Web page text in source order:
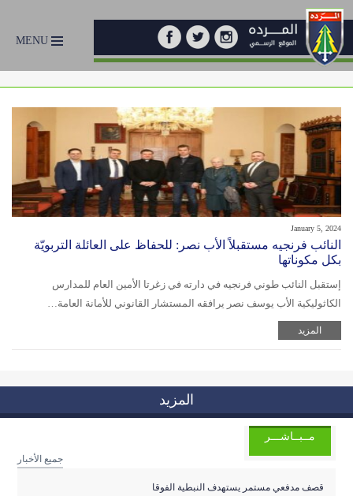
MENU
January 5, 2024
النائب فرنجيه مستقبلاً الأب نصر: للحفاظ على العائلة التربويّة
بكل مكوناتها
إستقبل النائب طوني فرنجيه في دارته في زغرتا الأمين العام للمدارس
الكاثوليكية الأب يوسف نصر يرافقه المستشار القانوني للأمانة العامة…
المزيد
المزيد
مــبــاشـــر
جميع الأخبار
قصف مدفعي مستمر يستهدف النبطية الفوقا